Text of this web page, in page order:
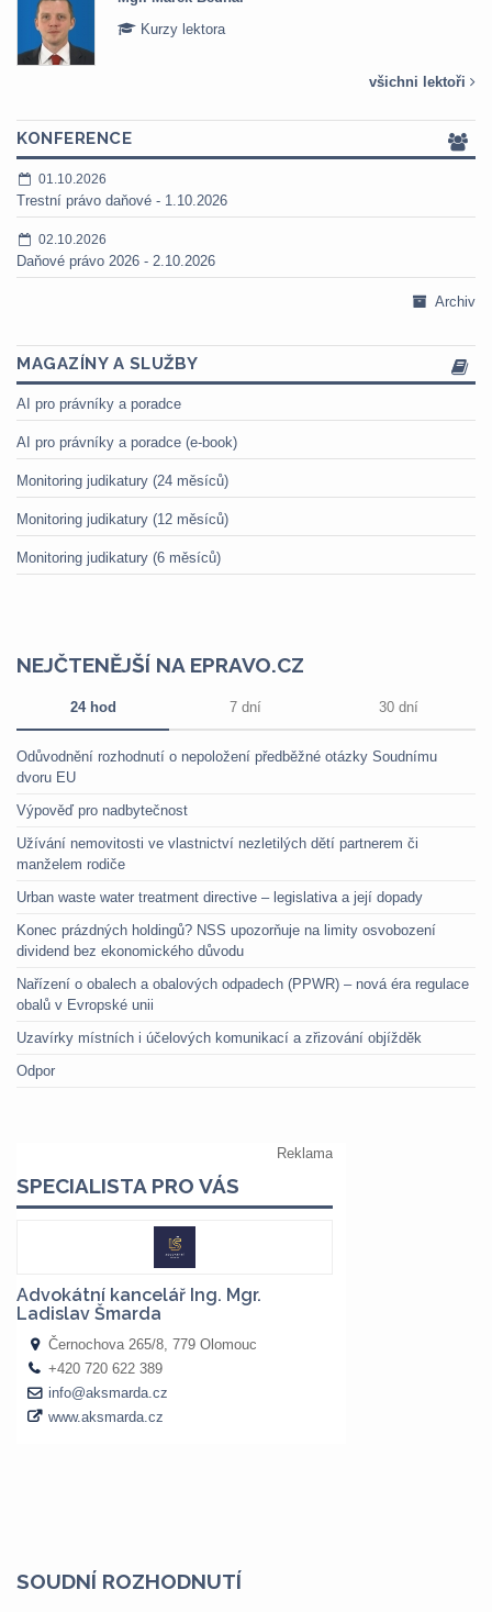
Kurzy lektora
všichni lektoři
KONFERENCE
01.10.2026
Trestní právo daňové - 1.10.2026
02.10.2026
Daňové právo 2026 - 2.10.2026
Archiv
MAGAZÍNY A SLUŽBY
AI pro právníky a poradce
AI pro právníky a poradce (e-book)
Monitoring judikatury (24 měsíců)
Monitoring judikatury (12 měsíců)
Monitoring judikatury (6 měsíců)
NEJČTENĚJŠÍ NA EPRAVO.CZ
24 hod 7 dní 30 dní
Odůvodnění rozhodnutí o nepoložení předběžné otázky Soudnímu
dvoru EU
Výpověď pro nadbytečnost
Užívání nemovitosti ve vlastnictví nezletilých dětí partnerem či
manželem rodiče
Urban waste water treatment directive – legislativa a její dopady
Konec prázdných holdingů? NSS upozorňuje na limity osvobození
dividend bez ekonomického důvodu
Nařízení o obalech a obalových odpadech (PPWR) – nová éra regulace
obalů v Evropské unii
Uzavírky místních i účelových komunikací a zřizování objížděk
Odpor
SOUDNÍ ROZHODNUTÍ